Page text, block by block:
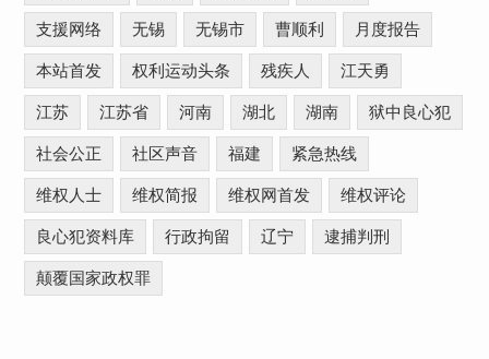
支援网络 无锡 无锡市 曹顺利 月度报告
本站首发 权利运动头条 残疾人 江天勇
江苏 江苏省 河南 湖北 湖南 狱中良心犯
社会公正 社区声音 福建 紧急热线
维权人士 维权简报 维权网首发 维权评论
良心犯资料库 行政拘留 辽宁 逮捕判刑
颠覆国家政权罪